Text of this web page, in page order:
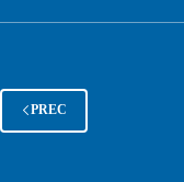
PREC